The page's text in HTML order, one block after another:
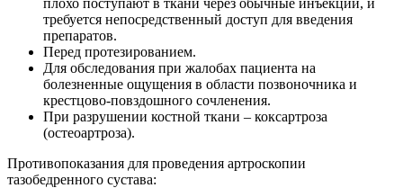
требуется непосредственный доступ для введения
препаратов.
Перед протезированием.
Для обследования при жалобах пациента на
болезненные ощущения в области позвоночника и
крестцово-повздошного сочленения.
При разрушении костной ткани – коксартроза
(остеоартроза).
Противопоказания для проведения артроскопии
тазобедренного сустава: